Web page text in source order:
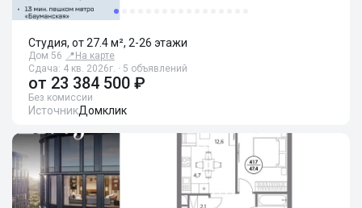
Студия, от 27.4 м², 2-26 этажи
Дом 56 📍 На карте
Сдача: 4 кв. 2026г. · 5 объявлений
от 23 384 500 ₽
Без комиссии
ИсточникДомклик